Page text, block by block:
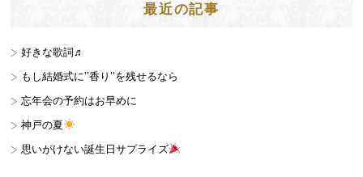
最近の記事
好きな歌詞♬
もし結婚式に’’香り’’を残せるなら
忘年会の予約はお早めに
神戸の夏
思いがけない誕生日サプライズ